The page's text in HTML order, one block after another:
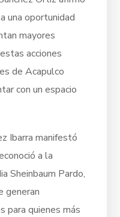
una oportunidad
mayores
acciones
de Acapulco
con un espacio
Ibarra manifestó
a la
Sheinbaum Pardo,
generan
para quienes más